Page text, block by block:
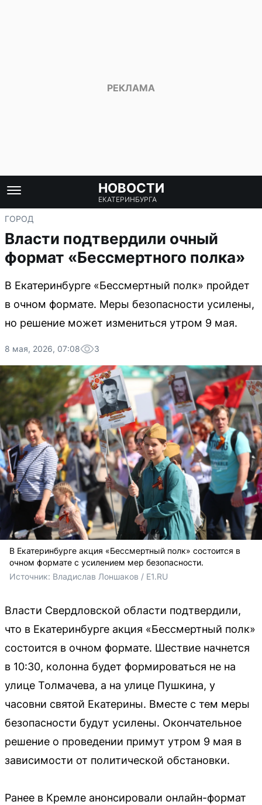
НОВОСТИ
ЕКАТЕРИНБУРГА
ГОРОД
Власти подтвердили очный
формат «Бессмертного полка»
В Екатеринбурге «Бессмертный полк» пройдет
в очном формате. Меры безопасности усилены,
но решение может измениться утром 9 мая.
8 мая, 2026, 07:08 3
В Екатеринбурге акция «Бессмертный полк» состоится в
очном формате с усилением мер безопасности.
Источник: Владислав Лоншаков / E1.RU
Власти Свердловской области подтвердили,
что в Екатеринбурге акция «Бессмертный полк»
состоится в очном формате. Шествие начнется
в 10:30, колонна будет формироваться не на
улице Толмачева, а на улице Пушкина, у
часовни святой Екатерины. Вместе с тем меры
безопасности будут усилены. Окончательное
решение о проведении примут утром 9 мая в
зависимости от политической обстановки.
Ранее в Кремле анонсировали онлайн-формат